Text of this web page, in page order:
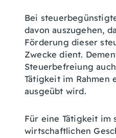
Bei
davon auszugehen,
Förderung dieser
Zwecke dient.
Steuerbefreiung
Tätigkeit im Rahmen
ausgeübt wird.
Für eine Tätigkeit im
wirtschaftlichen